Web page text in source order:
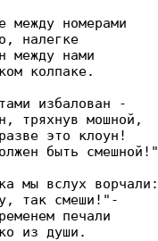
между номерами
налегке
между нами
колпаке.
избалован -
тряхнув мошной,
это клоун!
быть смешной!"
мы вслух ворчали:
так смеши!"-
печали
из души.